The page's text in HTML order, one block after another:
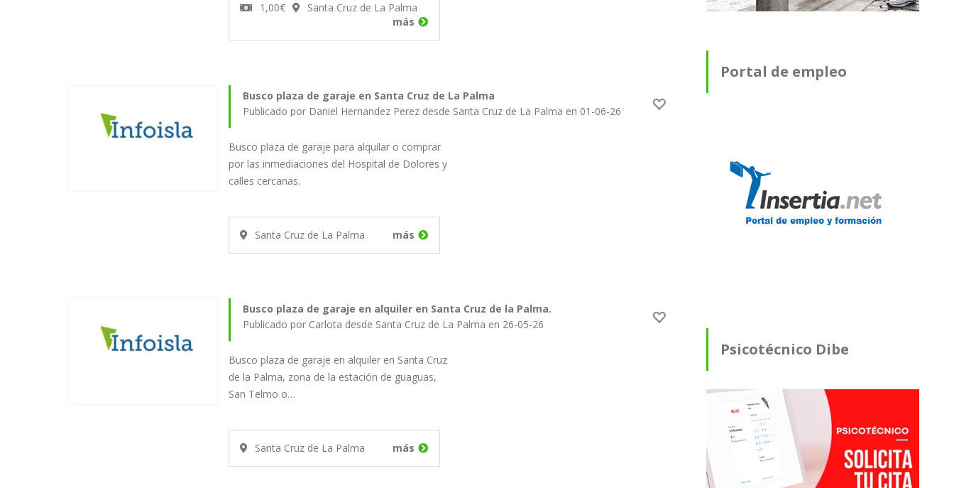
1,00€
Santa Cruz de La Palma
más
Busco plaza de garaje en Santa Cruz de La Palma
Publicado por Daniel Hernandez Perez desde Santa Cruz de La Palma en 01-06-26
Busco plaza de garaje para alquilar o comprar
por las inmediaciones del Hospital de Dolores y
calles cercanas.
Santa Cruz de La Palma más
Busco plaza de garaje en alquiler en Santa Cruz de la Palma.
Publicado por Carlota desde Santa Cruz de La Palma en 26-05-26
Busco plaza de garaje en alquiler en Santa Cruz
de la Palma, zona de la estación de guaguas,
San Telmo o…
Santa Cruz de La Palma más
Portal de empleo
Psicotécnico Dibe